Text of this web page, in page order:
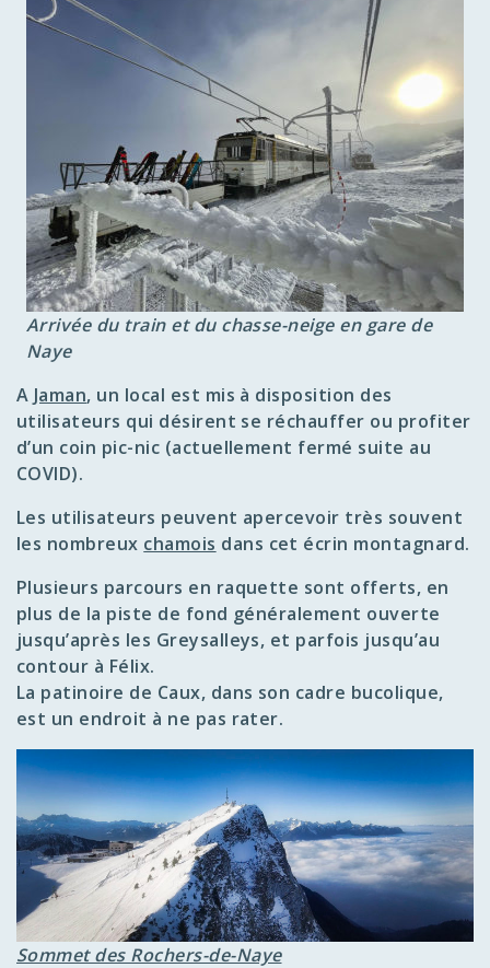
Arrivée du train et du chasse-neige en gare de
Naye
A Jaman, un local est mis à disposition des
utilisateurs qui désirent se réchauffer ou profiter
d’un coin pic-nic (actuellement fermé suite au
COVID).
Les utilisateurs peuvent apercevoir très souvent
les nombreux chamois dans cet écrin montagnard.
Plusieurs parcours en raquette sont offerts, en
plus de la piste de fond généralement ouverte
jusqu’après les Greysalleys, et parfois jusqu’au
contour à Félix.
La patinoire de Caux, dans son cadre bucolique,
est un endroit à ne pas rater.
Sommet des Rochers-de-Naye